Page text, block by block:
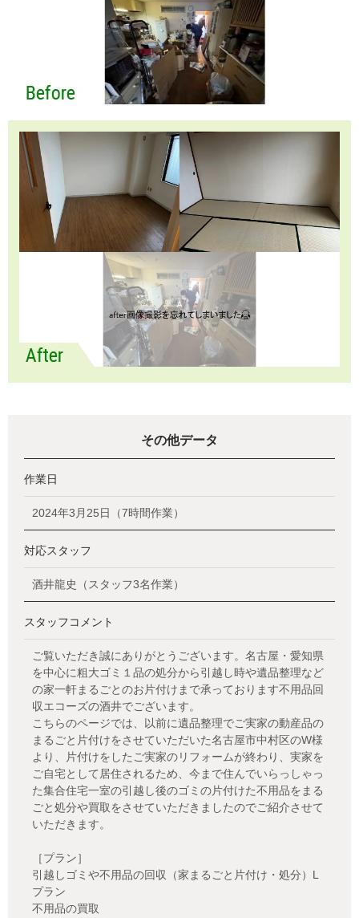
その他データ
作業日
2024年3月25日（7時間作業）
対応スタッフ
酒井龍史（スタッフ3名作業）
スタッフコメント
ご覧いただき誠にありがとうございます。名古屋・愛知県
を中心に粗大ゴミ１品の処分から引越し時や遺品整理など
の家一軒まるごとのお片付けまで承っております不用品回
収エコーズの酒井でございます。
こちらのページでは、以前に遺品整理でご実家の動産品の
まるごと片付けをさせていただいた名古屋市中村区のW様
より、片付けをしたご実家のリフォームが終わり、実家を
ご自宅として居住されるため、今まで住んでいらっしゃっ
た集合住宅一室の引越し後のゴミの片付けた不用品をまる
ごと処分や買取をさせていただきましたのでご紹介させて
いただきます。
［プラン］
引越しゴミや不用品の回収（家まるごと片付け・処分）L
プラン
不用品の買取